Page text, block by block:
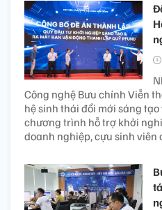
Công nghệ Bưu chính Viễn
hệ sinh thái đổi mới sáng
chương trình hỗ trợ khởi
doanh nghiệp, cựu sinh viên